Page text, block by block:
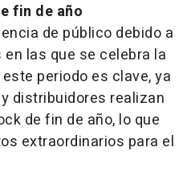
fin de año
de público debido a
las que se celebra la
periodo es clave, ya
distribuidores realizan
de fin de año, lo que
extraordinarios para el